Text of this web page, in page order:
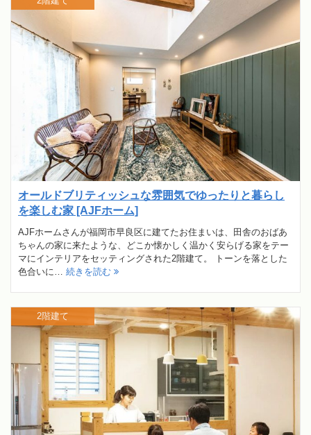
オールドブリティッシュな雰囲気でゆったりと暮らし
を楽しむ家 [AJFホーム]
AJFホームさんが福岡市早良区に建てたお住まいは、田舎のおばあ
ちゃんの家に来たような、どこか懐かしく温かく安らげる家をテー
マにインテリアをセッティングされた2階建て。 トーンを落とした
色合いに… 続きを読む
2階建て